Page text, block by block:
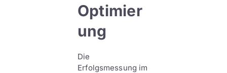
Optimier
ung
Die
Erfolgsmessung im